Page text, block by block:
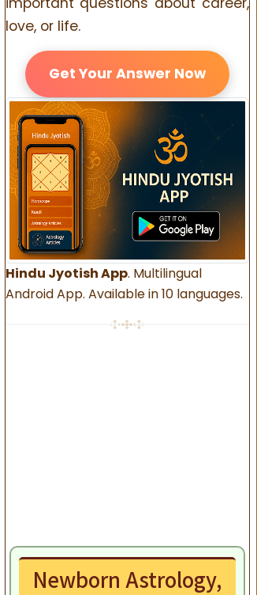
love, or life.
Get Your Answer Now
Hindu Jyotish App. Multilingual
Android App. Available in 10 languages.
Newborn Astrology,